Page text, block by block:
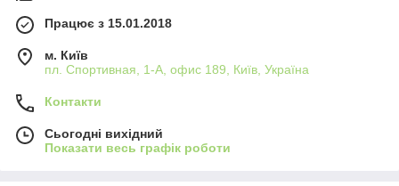
Працює з 15.01.2018
м. Київ
пл. Спортивная, 1-А, офис 189, Київ, Україна
Контакти
Сьогодні вихідний
Показати весь графік роботи